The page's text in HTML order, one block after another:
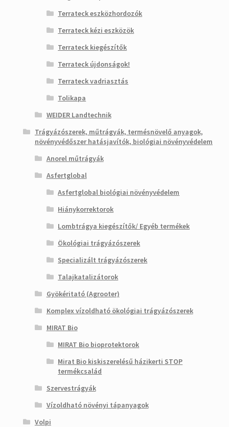
Terrateck eszközhordozók
Terrateck kézi eszközök
Terrateck kiegészítők
Terrateck újdonságok!
Terrateck vadriasztás
Tolikapa
WEIDER Landtechnik
Trágyázószerek, műtrágyák, termésnövelő anyagok,
növényvédőszer hatásjavítók, biológiai növényvédelem
Anorel műtrágyák
Asfertglobal
Asfertglobal biológiai növényvédelem
Hiánykorrektorok
Lombtrágya kiegészítők/ Egyéb termékek
Ökológiai trágyázószerek
Specializált trágyázószerek
Talajkatalizátorok
Gyökéritató (Agrooter)
Komplex vízoldható ökológiai trágyázószerek
MIRAT Bio
MIRAT Bio bioprotektorok
Mirat Bio kiskiszerelésű házikerti STOP
termékcsalád
Szervestrágyák
Vízoldható növényi tápanyagok
Volpi